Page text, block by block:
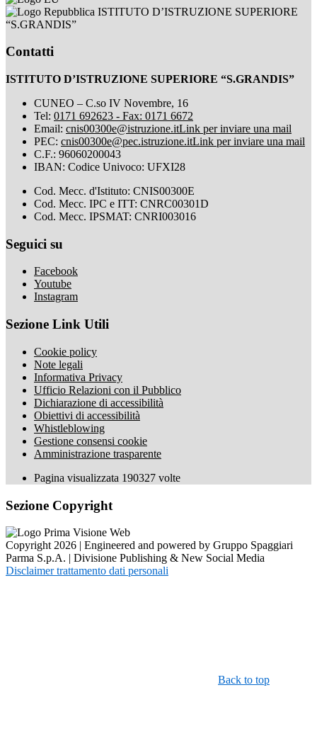
ISTITUTO D’ISTRUZIONE SUPERIORE
“S.GRANDIS”
Contatti
ISTITUTO D’ISTRUZIONE SUPERIORE “S.GRANDIS”
CUNEO – C.so IV Novembre, 16
Tel: 0171 692623 - Fax: 0171 6672
Email: cnis00300e@istruzione.itLink per inviare una mail
PEC: cnis00300e@pec.istruzione.itLink per inviare una mail
C.F.: 96060200043
IBAN: Codice Univoco: UFXI28
Cod. Mecc. d'Istituto: CNIS00300E
Cod. Mecc. IPC e ITT: CNRC00301D
Cod. Mecc. IPSMAT: CNRI003016
Seguici su
Facebook
Youtube
Instagram
Sezione Link Utili
Cookie policy
Note legali
Informativa Privacy
Ufficio Relazioni con il Pubblico
Dichiarazione di accessibilità
Obiettivi di accessibilità
Whistleblowing
Gestione consensi cookie
Amministrazione trasparente
Pagina visualizzata 190327 volte
Sezione Copyright
Copyright 2026 | Engineered and powered by Gruppo Spaggiari
Parma S.p.A. | Divisione Publishing & New Social Media
Disclaimer trattamento dati personali
Back to top